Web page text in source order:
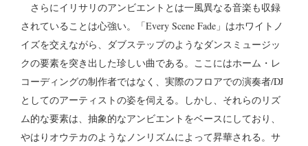
さらにイリサリのアンビエントとは一風異なる音楽も収録
されていることは心強い。「Every Scene Fade」はホワイトノ
イズを交えながら、ダブステップのようなダンスミュージッ
クの要素を突き出した珍しい曲である。ここにはホーム・レ
コーディングの制作者ではなく、実際のフロアでの演奏者/DJ
としてのアーティストの姿を伺える。しかし、それらのリズ
ム的な要素は、抽象的なアンビエントをベースにしており、
やはりオウテカのようなノンリズムによって昇華される。サ